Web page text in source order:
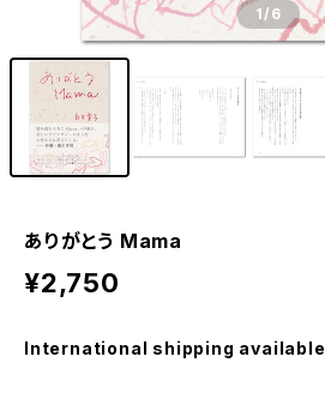
1/6
ありがとう Mama
¥2,750
International shipping available